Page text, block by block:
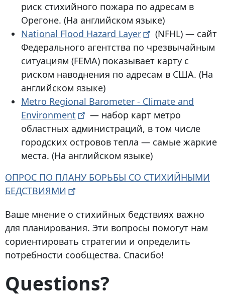
риск стихийного пожара по адресам в
Орегоне. (На английском языке)
National Flood Hazard Layer
(NFHL) — сайт
Федерального агентства по чрезвычайным
ситуациям (FEMA) показывает карту с
риском наводнения по адресам в США. (На
английском языке)
Metro Regional Barometer - Climate and
Environment
— набор карт метро
областных администраций, в том числе
городских островов тепла — самые жаркие
места. (На английском языке)
ОПРОС ПО ПЛАНУ БОРЬБЫ СО СТИХИЙНЫМИ
БЕДСТВИЯМИ
Ваше мнение о стихийных бедствиях важно
для планирования. Эти вопросы помогут нам
сориентировать стратегии и определить
потребности сообщества. Спасибо!
Questions?